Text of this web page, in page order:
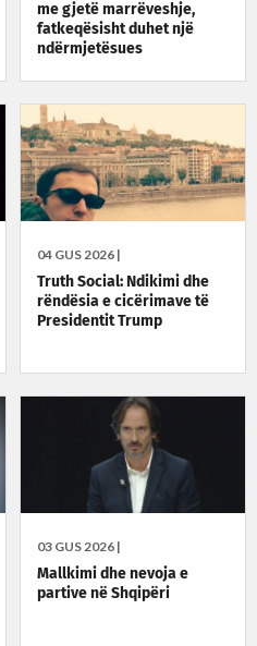
me gjetë marrëveshje,
fatkeqësisht duhet një
ndërmjetësues
04 GUS 2026 |
Truth Social: Ndikimi dhe
rëndësia e cicërimave të
Presidentit Trump
03 GUS 2026 |
Mallkimi dhe nevoja e
partive në Shqipëri